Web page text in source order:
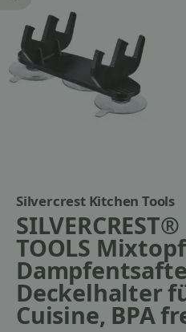
Silvercrest Kitchen Tools
TOOLS
Deckelhalter
Cuisine, BPA